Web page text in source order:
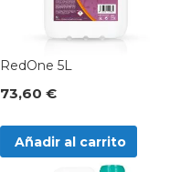
RedOne 5L
73,60 €
Añadir al carrito